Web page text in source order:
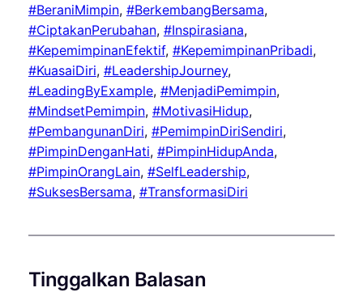
#BeraniMimpin, #BerkembangBersama ,
#CiptakanPerubahan, #Inspirasiana ,
#KepemimpinanEfektif, #KepemimpinanPribadi ,
#KuasaiDiri, #LeadershipJourney ,
#LeadingByExample, #MenjadiPemimpin ,
#MindsetPemimpin, #MotivasiHidup ,
#PembangunanDiri, #PemimpinDiriSendiri ,
#PimpinDenganHati, #PimpinHidupAnda ,
#PimpinOrangLain, #SelfLeadership ,
#SuksesBersama, #TransformasiDiri
Tinggalkan Balasan